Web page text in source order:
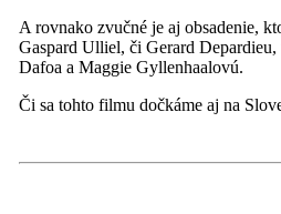
A rovnako zvučné je aj obsadenie,
Gaspard Ulliel, či Gerard
Dafoa a Maggie Gyllenhaalovú.
Či sa tohto filmu dočkáme aj na